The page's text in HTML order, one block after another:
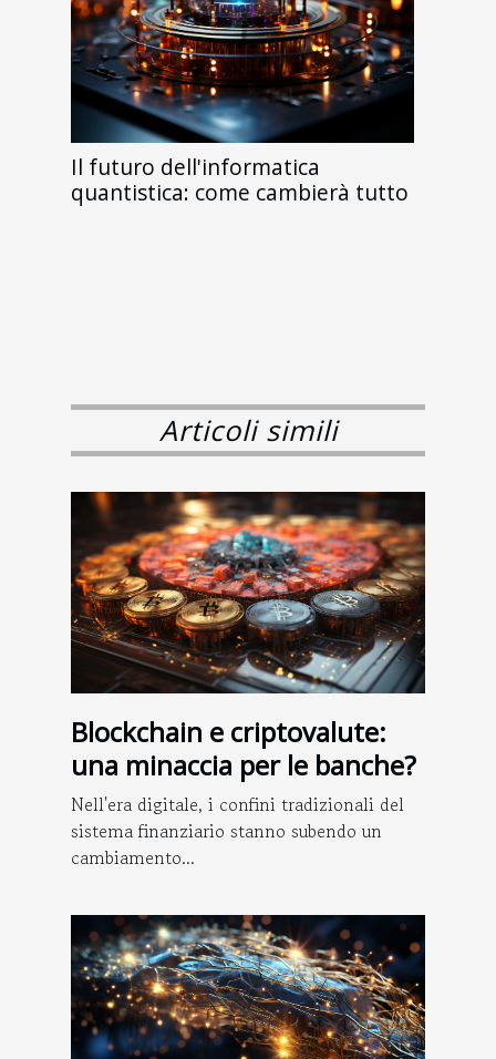
Il futuro dell'informatica
quantistica: come cambierà tutto
Articoli simili
Blockchain e criptovalute:
una minaccia per le banche?
Nell'era digitale, i confini tradizionali del
sistema finanziario stanno subendo un
cambiamento...